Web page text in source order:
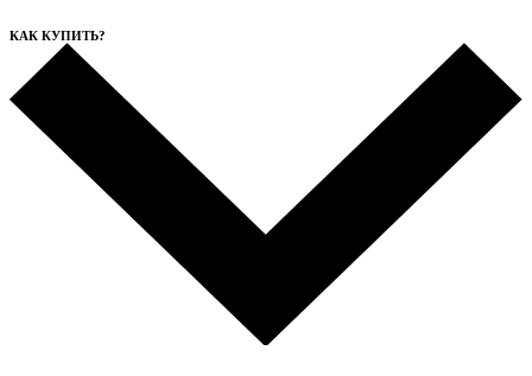
КАК КУПИТЬ?